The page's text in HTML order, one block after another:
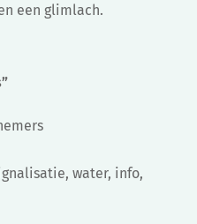
een glimlach.
water, info,